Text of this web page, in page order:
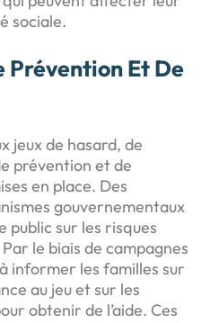
sociale.
Prévention Et De
jeux de hasard, de
prévention et de
en place. Des
gouvernementaux
sur les risques
le biais de campagnes
informer les familles sur
au jeu et sur les
obtenir de l’aide. Ces